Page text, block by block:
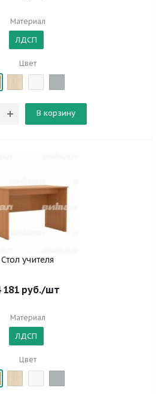
Материал
ЛДСП
Цвет
В корзину
Стол учителя
181 руб./шт
Материал
ЛДСП
Цвет